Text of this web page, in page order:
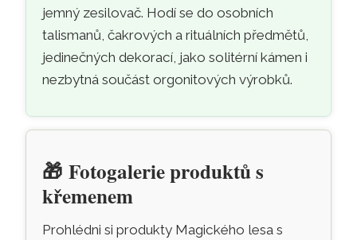
jemný zesilovač. Hodí se do osobních
talismanů, čakrových a rituálních předmětů,
jedinečných dekorací, jako solitérní kámen i
nezbytná součást orgonitových výrobků.
🎁Fotogalerie produktů s
křemenem
Prohlédni si produkty Magického lesa s